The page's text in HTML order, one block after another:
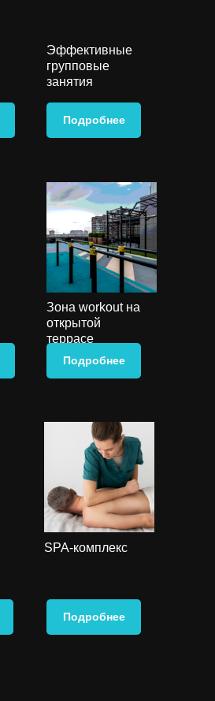
Эффективные
групповые
занятия
Зона workout на
открытой
террасе
SPA-комплекс
Подробнее
Подробнее
Подробнее